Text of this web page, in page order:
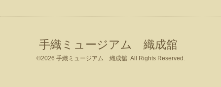
手織ミュージアム 織成舘
©2026 手織ミュージアム 織成舘. All Rights Reserved.